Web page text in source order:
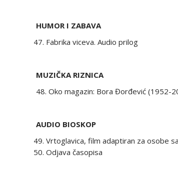
HUMOR I ZABAVA
Fabrika viceva. Audio prilog
MUZIČKA RIZNICA
48. Oko magazin: Bora Đorđević (1952-
AUDIO BIOSKOP
Vrtoglavica, film adaptiran za osobe
Odjava časopisa